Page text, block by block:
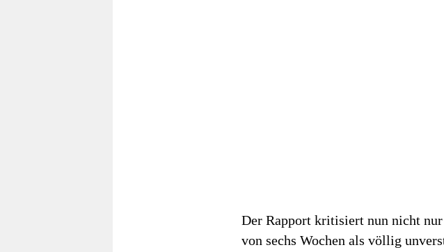
Der Rapport kritisiert nun nicht
von sechs Wochen als völlig